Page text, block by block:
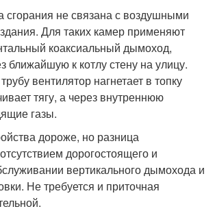
сгорания не связана с воздушными
Для таких камер применяют
коаксиальный дымоход,
ближайшую к котлу стену на улицу.
вентилятор нагнетает в топку
тягу, а через внутреннюю
газы.
дороже, но разница
дорогостоящего и
вертикального дымохода и
Не требуется и приточная